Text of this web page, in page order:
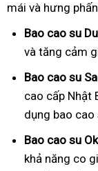
mái và hưng
Bao cao su
và tăng cảm
Bao cao su
cao cấp Nhật
dụng bao cao
Bao cao su
khả năng co